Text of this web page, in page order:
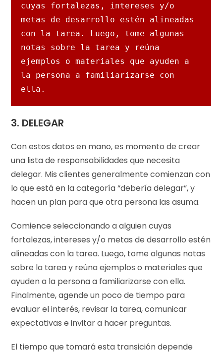
cuyas fortalezas, intereses y/o
metas de desarrollo estén alineadas
con la tarea. Luego, tome algunas
notas sobre la tarea y reúna
ejemplos o materiales que ayuden a
la persona a familiarizarse con
ella.
3. DELEGAR
Con estos datos en mano, es momento de crear
una lista de responsabilidades que necesita
delegar. Mis clientes generalmente comienzan con
lo que está en la categoría “debería delegar”, y
hacen un plan para que otra persona las asuma.
Comience seleccionando a alguien cuyas
fortalezas, intereses y/o metas de desarrollo estén
alineadas con la tarea. Luego, tome algunas notas
sobre la tarea y reúna ejemplos o materiales que
ayuden a la persona a familiarizarse con ella.
Finalmente, agende un poco de tiempo para
evaluar el interés, revisar la tarea, comunicar
expectativas e invitar a hacer preguntas.
El tiempo que tomará esta transición depende